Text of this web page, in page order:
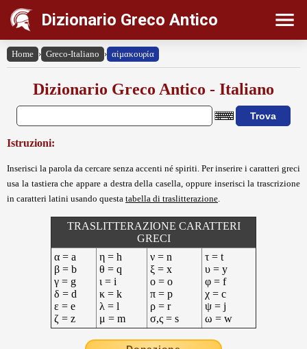
Dizionario Greco Antico
Home › Greco-Italiano › αἱμακουρία
Dizionario Greco Antico - Italiano
Istruzioni:
Inserisci la parola da cercare senza accenti né spiriti. Per inserire i caratteri greci
usa la tastiera che appare a destra della casella, oppure inserisci la trascrizione
in caratteri latini usando questa tabella di traslitterazione
TRASLITTERAZIONE CARATTERI
GRECI
α = a
β = b
γ = g
δ = d
ε = e
ζ = z
η = h
θ = q
ι = i
κ = k
λ = l
μ = m
ν = n
ξ = x
ο = o
π = p
ρ = r
σ,ς = s
τ = t
υ = y
φ = f
χ = c
ψ = j
ω = w